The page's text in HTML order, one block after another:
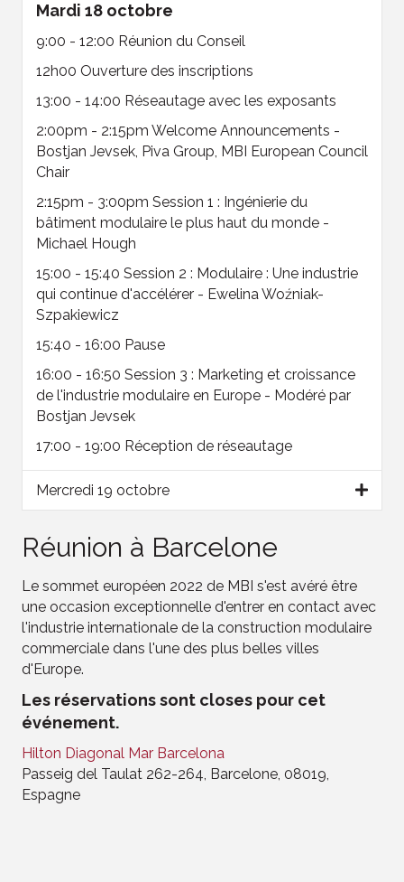
Mardi 18 octobre
9:00 - 12:00 Réunion du Conseil
12h00 Ouverture des inscriptions
13:00 - 14:00 Réseautage avec les exposants
2:00pm - 2:15pm Welcome Announcements -
Bostjan Jevsek, Piva Group, MBI European Council
Chair
2:15pm - 3:00pm Session 1 : Ingénierie du
bâtiment modulaire le plus haut du monde -
Michael Hough
15:00 - 15:40 Session 2 : Modulaire : Une industrie
qui continue d'accélérer - Ewelina Woźniak-
Szpakiewicz
15:40 - 16:00 Pause
16:00 - 16:50 Session 3 : Marketing et croissance
de l'industrie modulaire en Europe - Modéré par
Bostjan Jevsek
17:00 - 19:00 Réception de réseautage
Mercredi 19 octobre
Réunion à Barcelone
Le sommet européen 2022 de MBI s'est avéré être
une occasion exceptionnelle d'entrer en contact avec
l'industrie internationale de la construction modulaire
commerciale dans l'une des plus belles villes
d'Europe.
Les réservations sont closes pour cet
événement.
Hilton Diagonal Mar Barcelona
Passeig del Taulat 262-264, Barcelone, 08019,
Espagne